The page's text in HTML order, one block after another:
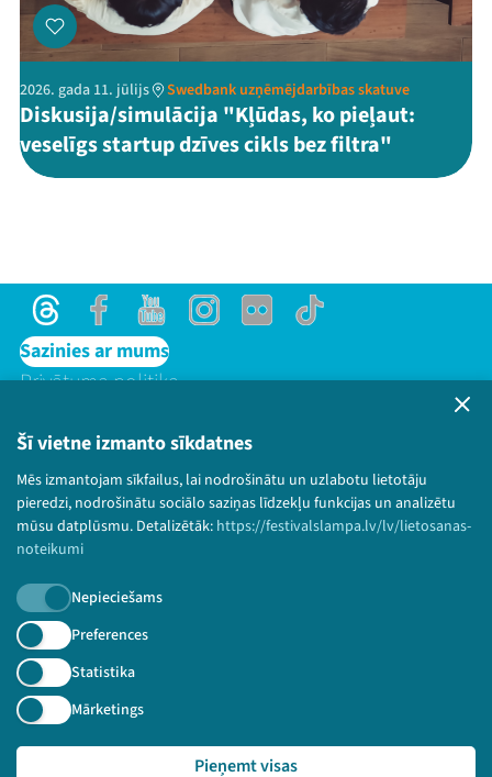
Šī vietne izmanto sīkdatnes
Mēs izmantojam sīkfailus, lai nodrošinātu un uzlabotu lietotāju
pieredzi, nodrošinātu sociālo saziņas līdzekļu funkcijas un analizētu
mūsu datplūsmu. Detalizētāk: https://festivalslampa.lv/lv/lietosanas-
noteikumi
Nepieciešams
Preferences
Statistika
Mārketings
Pieņemt visas
2026. gada 11. jūlijs Swedbank uzņēmējdarbības skatuve
Diskusija/simulācija "Kļūdas, ko pieļaut:
veselīgs startup dzīves cikls bez filtra"
ThreadsFacebookYoutubeInstagram
Flick TikTok
Sazinies ar mums
Privātuma politika
Bērnu aizsardzības politika
© 2026 Sarunu festivāls LAMPA Visas tiesības
paturētas.
Piesakies jaunumiem!
Nepalaid garām aktuālāko informāciju!